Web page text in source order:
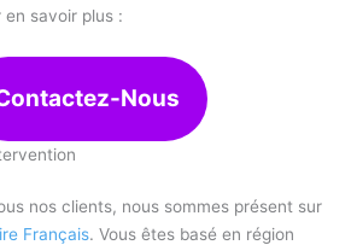
savoir plus :
Nous
nos clients, nous sommes présent sur
Français. Vous êtes basé en région